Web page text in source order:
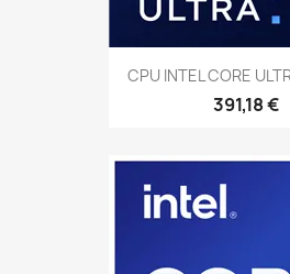
CPU INTEL CORE
391,18 €